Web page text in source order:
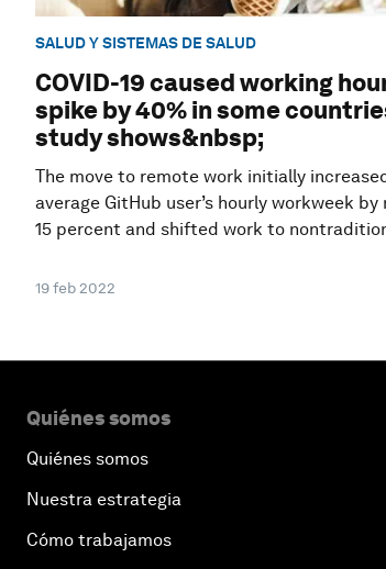
SALUD Y SISTEMAS DE SALUD
COVID-19 caused working
spike by 40% in some
study shows&nbsp;
The move to remote work initially
average GitHub user’s hourly workweek by
15 percent and shifted work to
19 feb 2022
Quiénes somos
Quiénes somos
Nuestra estrategia
Cómo trabajamos